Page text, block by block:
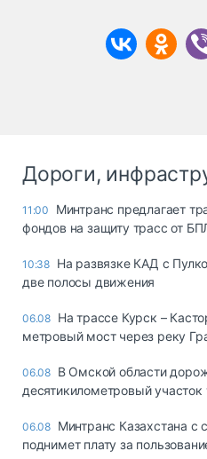
Дороги,
11:00
Минтранс предлагает
фондов на защиту трасс от
10:38 На развязке КАД с
две полосы движения
06.08 На трассе Курск –
метровый мост через реку
06.08 В Омской области
десятикилометровый
06.08 Минтранс Казахстана с
поднимет плату за